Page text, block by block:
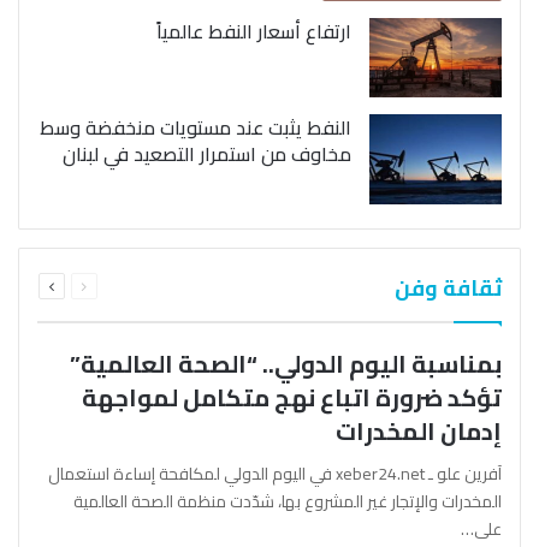
ارتفاع أسعار النفط عالمياً
النفط يثبت عند مستويات منخفضة وسط
مخاوف من استمرار التصعيد في لبنان
ثقافة وفن الصفحةالصفحة
بمناسبة اليوم الدولي.. “الصحة العالمية”
تؤكد ضرورة اتباع نهج متكامل لمواجهة
إدمان المخدرات
آفرين علو ـ xeber24.net في اليوم الدولي لمكافحة إساءة استعمال
المخدرات والإتجار غير المشروع بها، شدّدت منظمة الصحة العالمية
على…